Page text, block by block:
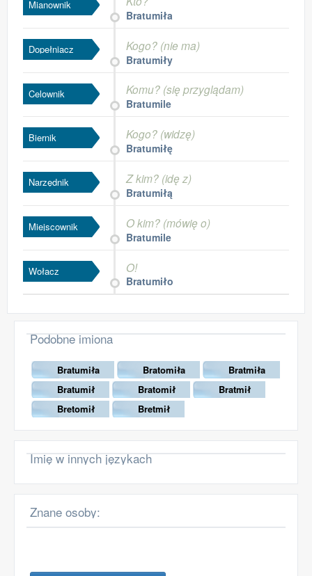
Mianownik
Bratumiła
Dopełniacz Kogo? (nie ma)
Bratumiły
Celownik Komu? (się przyglądam)
Bratumile
Biernik Kogo? (widzę)
Bratumiłę
Narzędnik Z kim? (idę z)
Bratumiłą
Miejscownik O kim? (mówię o)
Bratumile
Wołacz O!
Bratumiło
Podobne imiona
Bratumiła Bratomiła
Bratmiła
Bratumił
Bratomił
Bratmił
Bretomił
Bretmił
Imię w innych językach
Znane osoby: